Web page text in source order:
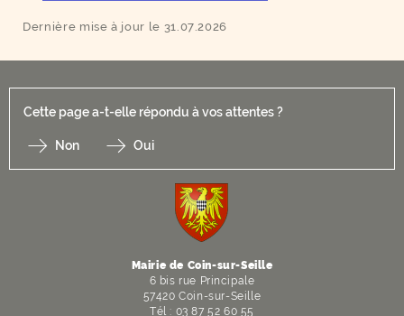
Dernière mise à jour le 31.07.2026
Cette page a-t-elle répondu à vos attentes ?
Non Oui
Mairie de Coin-sur-Seille
6 bis rue Principale
57420 Coin-sur-Seille
Tél : 03 87 52 60 55